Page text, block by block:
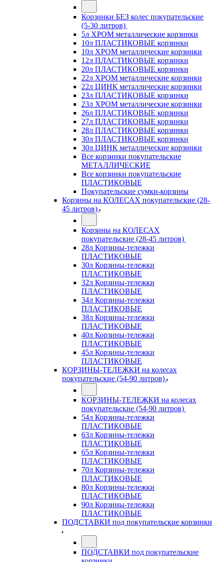
Корзинки БЕЗ колес покупательские
(5-30 литров)
5л ХРОМ металлические корзинки
10л ПЛАСТИКОВЫЕ корзинки
10л ХРОМ металлические корзинки
12л ПЛАСТИКОВЫЕ корзинки
20л ПЛАСТИКОВЫЕ корзинки
22л ХРОМ металлические корзинки
22л ЦИНК металлические корзинки
23л ПЛАСТИКОВЫЕ корзинки
23л ХРОМ металлические корзинки
26л ПЛАСТИКОВЫЕ корзинки
27л ПЛАСТИКОВЫЕ корзинки
28л ПЛАСТИКОВЫЕ корзинки
30л ПЛАСТИКОВЫЕ корзинки
30л ЦИНК металлические корзинки
Все корзинки покупательские
МЕТАЛЛИЧЕСКИЕ
Все корзинки покупательские
ПЛАСТИКОВЫЕ
Покупательские сумки-корзины
Корзины на КОЛЕСАХ покупательские (28-
45 литров)
Корзины на КОЛЕСАХ
покупательские (28-45 литров)
28л Корзины-тележки
ПЛАСТИКОВЫЕ
30л Корзины-тележки
ПЛАСТИКОВЫЕ
32л Корзины-тележки
ПЛАСТИКОВЫЕ
34л Корзины-тележки
ПЛАСТИКОВЫЕ
38л Корзины-тележки
ПЛАСТИКОВЫЕ
40л Корзины-тележки
ПЛАСТИКОВЫЕ
45л Корзины-тележки
ПЛАСТИКОВЫЕ
КОРЗИНЫ-ТЕЛЕЖКИ на колесах
покупательские (54-90 литров)
КОРЗИНЫ-ТЕЛЕЖКИ на колесах
покупательские (54-90 литров)
54л Корзины-тележки
ПЛАСТИКОВЫЕ
63л Корзины-тележки
ПЛАСТИКОВЫЕ
65л Корзины-тележки
ПЛАСТИКОВЫЕ
70л Корзины-тележки
ПЛАСТИКОВЫЕ
80л Корзины-тележки
ПЛАСТИКОВЫЕ
90л Корзины-тележки
ПЛАСТИКОВЫЕ
ПОДСТАВКИ под покупательские корзинки
ПОДСТАВКИ под покупательские